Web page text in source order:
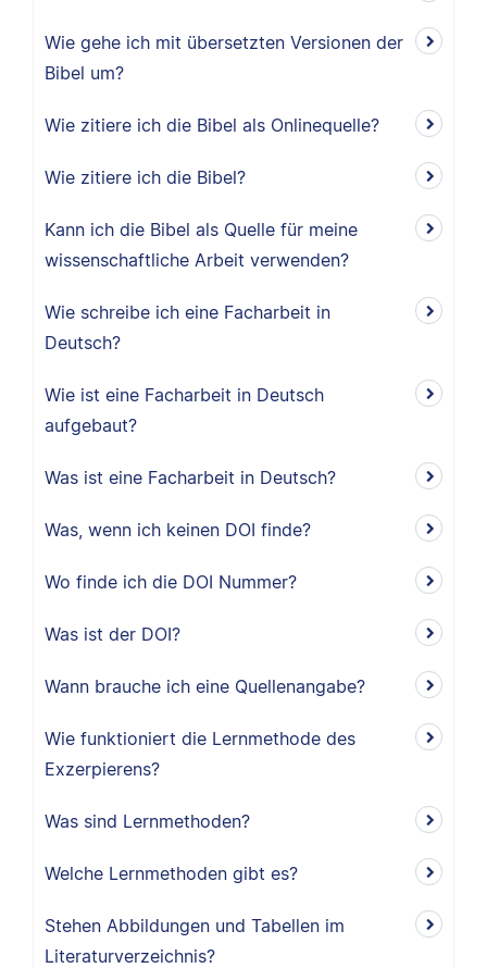
Wie gehe ich mit übersetzten Versionen der
Bibel um?
Wie zitiere ich die Bibel als Onlinequelle?
Wie zitiere ich die Bibel?
Kann ich die Bibel als Quelle für meine
wissenschaftliche Arbeit verwenden?
Wie schreibe ich eine Facharbeit in
Deutsch?
Wie ist eine Facharbeit in Deutsch
aufgebaut?
Was ist eine Facharbeit in Deutsch?
Was, wenn ich keinen DOI finde?
Wo finde ich die DOI Nummer?
Was ist der DOI?
Wann brauche ich eine Quellenangabe?
Wie funktioniert die Lernmethode des
Exzerpierens?
Was sind Lernmethoden?
Welche Lernmethoden gibt es?
Stehen Abbildungen und Tabellen im
Literaturverzeichnis?